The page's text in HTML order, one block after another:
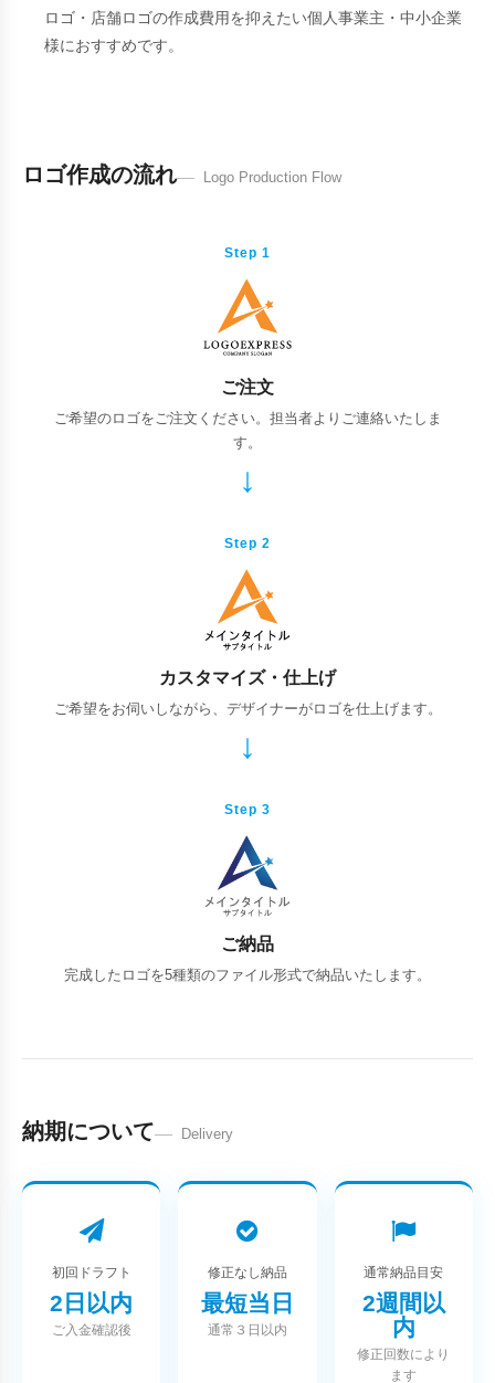
ロゴ・店舗ロゴの作成費用を抑えたい個人事業主・中小企業
様におすすめです。
ロゴ作成の流れ Logo Production Flow
Step 1
ご注文
ご希望のロゴをご注文ください。担当者よりご連絡いたしま
す。
Step 2
カスタマイズ・仕上げ
ご希望をお伺いしながら、デザイナーがロゴを仕上げます。
Step 3
ご納品
完成したロゴを5種類のファイル形式で納品いたします。
納期について Delivery
初回ドラフト
2日以内
ご入金確認後
修正なし納品
最短当日
通常３日以内
通常納品目安
2週間以
内
修正回数により
ます